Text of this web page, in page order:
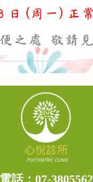
電話： 07-3805562